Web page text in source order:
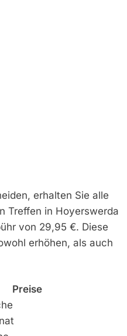
erhalten Sie alle
Treffen in Hoyerswerda
von 29,95 €. Diese
erhöhen, als auch
Preise